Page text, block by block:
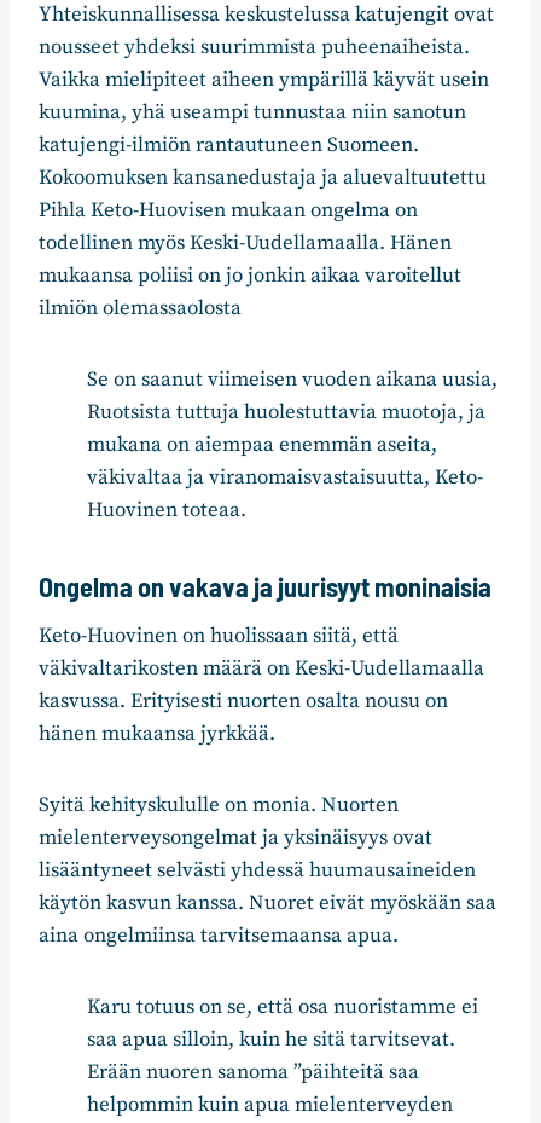
Yhteiskunnallisessa keskustelussa katujengit ovat
nousseet yhdeksi suurimmista puheenaiheista.
Vaikka mielipiteet aiheen ympärillä käyvät usein
kuumina, yhä useampi tunnustaa niin sanotun
katujengi-ilmiön rantautuneen Suomeen.
Kokoomuksen kansanedustaja ja aluevaltuutettu
Pihla Keto-Huovisen mukaan ongelma on
todellinen myös Keski-Uudellamaalla. Hänen
mukaansa poliisi on jo jonkin aikaa varoitellut
ilmiön olemassaolosta
Se on saanut viimeisen vuoden aikana uusia,
Ruotsista tuttuja huolestuttavia muotoja, ja
mukana on aiempaa enemmän aseita,
väkivaltaa ja viranomaisvastaisuutta, Keto-
Huovinen toteaa.
Ongelma on vakava ja juurisyyt moninaisia
Keto-Huovinen on huolissaan siitä, että
väkivaltarikosten määrä on Keski-Uudellamaalla
kasvussa. Erityisesti nuorten osalta nousu on
hänen mukaansa jyrkkää.
Syitä kehityskululle on monia. Nuorten
mielenterveysongelmat ja yksinäisyys ovat
lisääntyneet selvästi yhdessä huumausaineiden
käytön kasvun kanssa. Nuoret eivät myöskään saa
aina ongelmiinsa tarvitsemaansa apua.
Karu totuus on se, että osa nuoristamme ei
saa apua silloin, kuin he sitä tarvitsevat.
Erään nuoren sanoma ”päihteitä saa
helpommin kuin apua mielenterveyden